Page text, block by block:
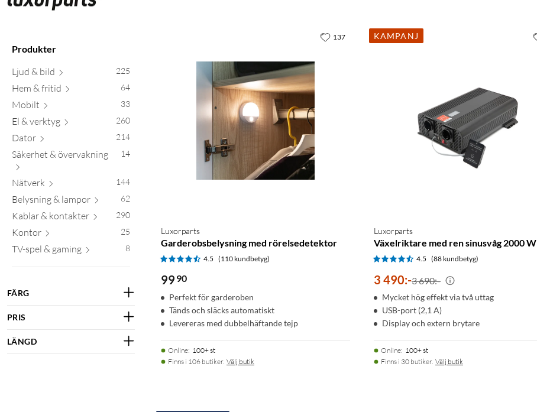
Produkter
Ljud & bild 225
Hem & fritid 64
Mobilt 33
El & verktyg 260
Dator 214
Säkerhet & övervakning 14
Nätverk 144
Belysning & lampor 62
Kablar & kontakter 290
Kontor 25
TV-spel & gaming 8
FÄRG
PRIS
LÄNGD
Luxorparts
Garderobsbelysning med rörelsedetektor
4.5 (110 kundbetyg)
99 90
Perfekt för garderoben
Tänds och släcks automatiskt
Levereras med dubbelhäftande tejp
Online: 100+ st
Finns i 106 butiker. Välj butik
137 KAMPANJ
Luxorparts
Växelriktare med ren sinusvåg 2000 W
4.5 (88 kundbetyg)
3 490:-3 690:-
Mycket hög effekt via två uttag
USB-port (2,1 A)
Display och extern brytare
Online: 100+ st
Finns i 30 butiker. Välj butik